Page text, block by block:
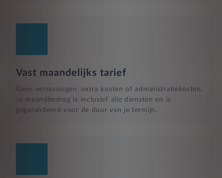
Vast maandelijks tarief
Geen verrassingen, extra kosten of administratiekosten.
Je maandbedrag is inclusief alle diensten en is
gegarandeerd voor de duur van je termijn.